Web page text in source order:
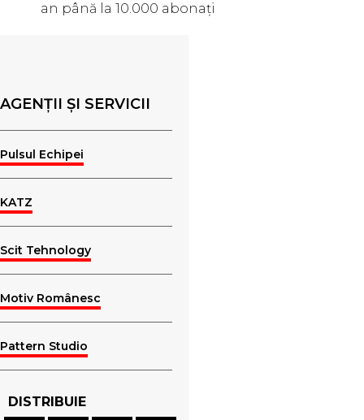
an până la 10.000 abonați
AGENȚII ȘI SERVICII
Pulsul Echipei
KATZ
Scit Tehnology
Motiv Românesc
Pattern Studio
DISTRIBUIE